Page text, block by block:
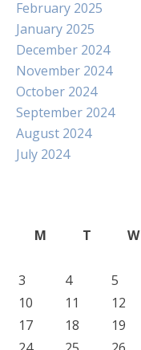
February 2025
January 2025
December 2024
November 2024
October 2024
September 2024
August 2024
July 2024
M
T W
3
4 5
10
11 12
17
18 19